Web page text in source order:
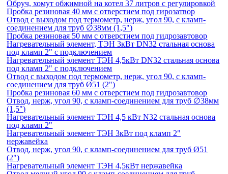
Обруч, хомут обжимной на котел 37 литров с регулировкой
Пробка резиновая 40 мм с отверстием под гирозатвор
Отвод с выходом под термометр, нерж, угол 90, с кламп-
соединением для труб ∅38мм (1,5")
Пробка резиновая 50 мм с отверстием под гидрозавтовор
Нагревательный элемент, ТЭН 3кВт DN32 стальная основа
под кламп 2" с подключением
Нагревательный элемент ТЭН 4,5кВт DN32 стальная основа
под кламп 2" с подключением
Отвод с выходом под термометр, нерж, угол 90, с кламп-
соединением для труб Ø51 (2")
Пробка резиновая 60 мм с отверстием под гидрозавтовор
Отвод, нерж, угол 90, с кламп-соединением для труб ∅38мм
(1,5")
Нагревательный элемент ТЭН 4,5 кВт N32 стальная основа
под кламп 2"
Нагревательный элемент ТЭН 3кВт под кламп 2"
нержавейка
Отвод, нерж, угол 90, с кламп-соединением для труб Ø51
(2")
Нагревательный элемент ТЭН 4,5кВт нержавейка